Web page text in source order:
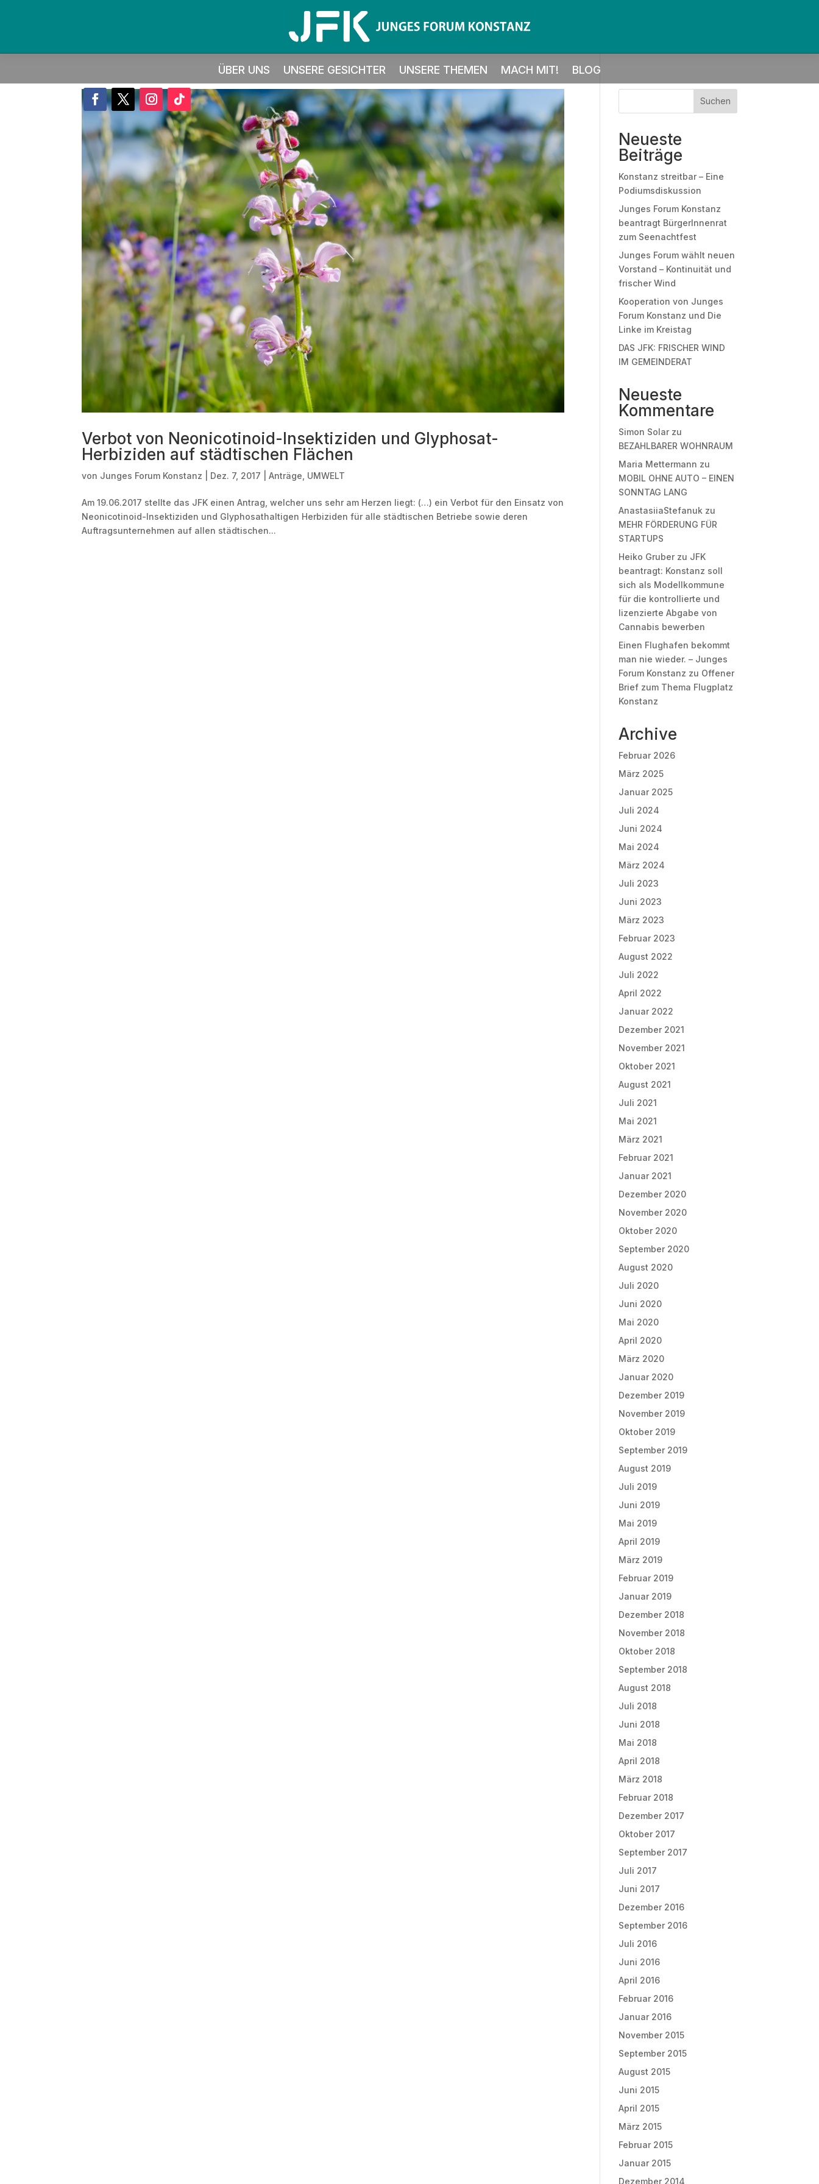
ÜBER UNS UNSERE GESICHTER UNSERE THEMEN MACH MIT! BLOG
Verbot von Neonicotinoid-Insektiziden und Glyphosat-
Herbiziden auf städtischen Flächen
von Junges Forum Konstanz Dez. 7, 2017 |Anträge, UMWELT
Am 19.06.2017 stellte das JFK einen Antrag, welcher uns sehr am Herzen liegt: (…) ein Verbot für den Einsatz von
Neonicotinoid-Insektiziden und Glyphosathaltigen Herbiziden für alle städtischen Betriebe sowie deren
Auftragsunternehmen auf allen städtischen...
Suchen
Neueste
Beiträge
Konstanz streitbar – Eine
Podiumsdiskussion
Junges Forum Konstanz
beantragt BürgerInnenrat
zum Seenachtfest
Junges Forum wählt neuen
Vorstand – Kontinuität und
frischer Wind
Kooperation von Junges
Forum Konstanz und Die
Linke im Kreistag
DAS JFK: FRISCHER WIND
IM GEMEINDERAT
Neueste
Kommentare
Simon Solar zu
BEZAHLBARER WOHNRAUM
Maria Mettermann zu
MOBIL OHNE AUTO – EINEN
SONNTAG LANG
AnastasiiaStefanuk zu
MEHR FÖRDERUNG FÜR
STARTUPS
Heiko Gruber zu JFK
beantragt: Konstanz soll
sich als Modellkommune
für die kontrollierte und
lizenzierte Abgabe von
Cannabis bewerben
Einen Flughafen bekommt
man nie wieder. – Junges
Forum Konstanz zu Offener
Brief zum Thema Flugplatz
Konstanz
Archive
Februar 2026
März 2025
Januar 2025
Juli 2024
Juni 2024
Mai 2024
März 2024
Juli 2023
Juni 2023
März 2023
Februar 2023
August 2022
Juli 2022
April 2022
Januar 2022
Dezember 2021
November 2021
Oktober 2021
August 2021
Juli 2021
Mai 2021
März 2021
Februar 2021
Januar 2021
Dezember 2020
November 2020
Oktober 2020
September 2020
August 2020
Juli 2020
Juni 2020
Mai 2020
April 2020
März 2020
Januar 2020
Dezember 2019
November 2019
Oktober 2019
September 2019
August 2019
Juli 2019
Juni 2019
Mai 2019
April 2019
März 2019
Februar 2019
Januar 2019
Dezember 2018
November 2018
Oktober 2018
September 2018
August 2018
Juli 2018
Juni 2018
Mai 2018
April 2018
März 2018
Februar 2018
Dezember 2017
Oktober 2017
September 2017
Juli 2017
Juni 2017
Dezember 2016
September 2016
Juli 2016
Juni 2016
April 2016
Februar 2016
Januar 2016
November 2015
September 2015
August 2015
Juni 2015
April 2015
März 2015
Februar 2015
Januar 2015
Dezember 2014